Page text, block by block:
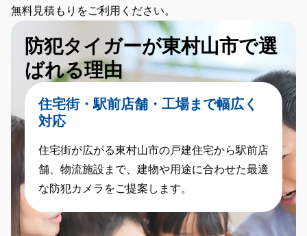
無料見積もりをご利用ください。
防犯タイガーが東村山市で選
ばれる理由
住宅街・駅前店舗・工場まで幅広く
対応
住宅街が広がる東村山市の戸建住宅から駅前店
舗、物流施設まで、建物や用途に合わせた最適
な防犯カメラをご提案します。